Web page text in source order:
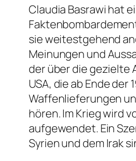
Claudia Basrawi hat
sie weitestgehend
Meinungen und
der über die gezielte
USA, die ab Ende
Waffenlieferungen
hören. Im Krieg wird
aufgewendet. Ein
Syrien und dem Irak